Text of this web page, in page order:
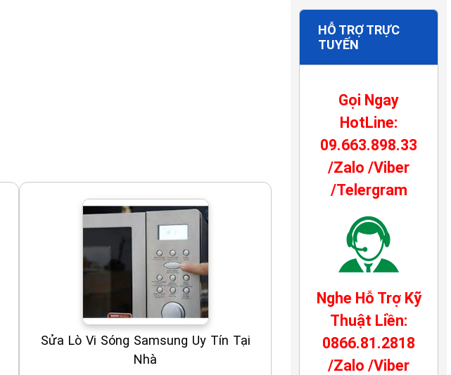
Sửa Lò Vi Sóng Samsung Uy Tín Tại
Nhà
HỖ TRỢ TRỰC
TUYẾN
Gọi Ngay
HotLine:
09.663.898.33
/Zalo /Viber
/Telergram
Nghe Hỗ Trợ Kỹ
Thuật Liền:
0866.81.2818
/Zalo /Viber